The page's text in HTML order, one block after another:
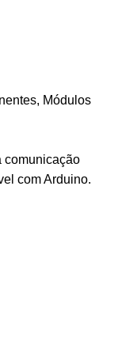
, Módulos
comunicação
com Arduino.